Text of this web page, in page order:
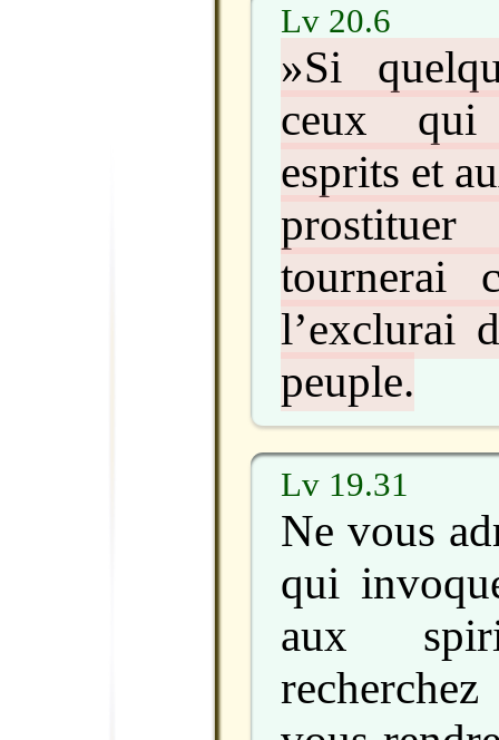
Lv 20.6
»Si
ceux qui
esprits et
tournerai
l’exclurai
peuple.
Lv 19.31
Ne vous
qui
aux